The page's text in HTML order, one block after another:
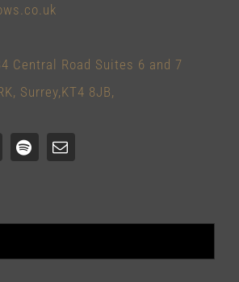
Central Road Suites 6 and 7
Surrey,KT4 8JB,